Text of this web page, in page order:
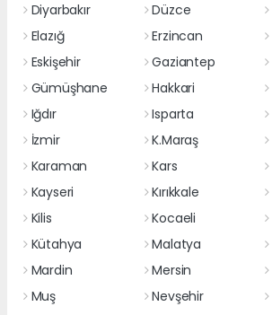
Diyarbakır
Düzce
Elazığ
Erzincan
Eskişehir
Gaziantep
Gümüşhane
Hakkari
Iğdır
Isparta
İzmir
K.Maraş
Karaman
Kars
Kayseri
Kırıkkale
Kilis
Kocaeli
Kütahya
Malatya
Mardin
Mersin
Muş
Nevşehir